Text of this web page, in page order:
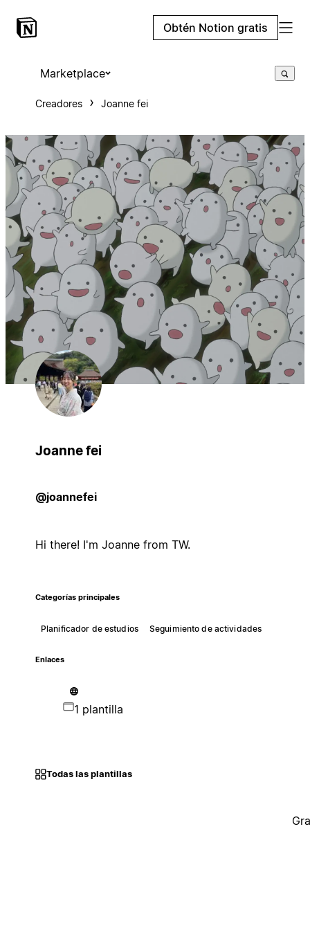
Obtén Notion gratis
Marketplace
Creadores Joanne fei
Joanne fei
@joannefei
Hi there! I'm Joanne from TW.
Categorías principales
Planificador de estudios Seguimiento de actividades
Enlaces
1 plantilla
Todas las plantillas